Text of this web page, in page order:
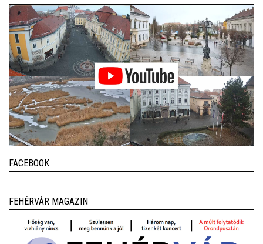
FACEBOOK
FEHÉRVÁR MAGAZIN